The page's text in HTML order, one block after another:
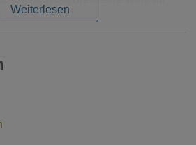
Weiterlesen